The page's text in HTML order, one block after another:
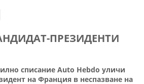
ПРЕЗИДЕНТИ
списание Auto Hebdo уличи
на Франция в неспазване на